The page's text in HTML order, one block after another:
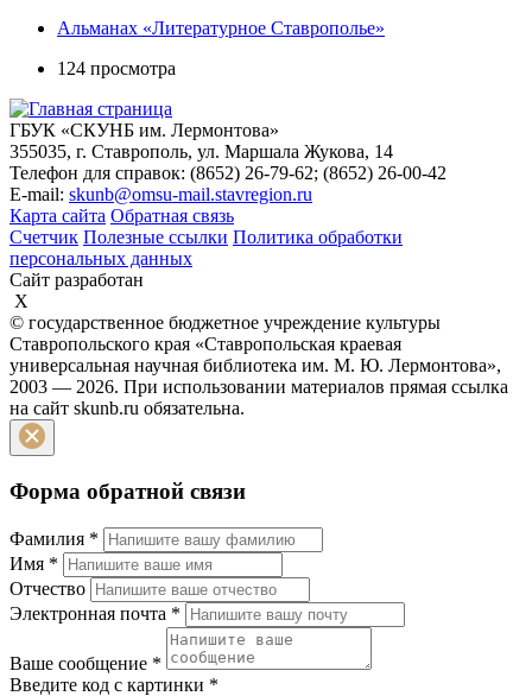
Альманах «Литературное Ставрополье»
124 просмотра
ГБУК «СКУНБ им. Лермонтова»
355035, г. Ставрополь, ул. Маршала Жукова, 14
Телефон для справок: (8652) 26-79-62; (8652) 26-00-42
E-mail: skunb@omsu-mail.stavregion.ru
Карта сайта Обратная связь
Счетчик Полезные ссылки Политика обработки
персональных данных
Сайт разработан
X
© государственное бюджетное учреждение культуры
Ставропольского края «Ставропольская краевая
универсальная научная библиотека им. М. Ю. Лермонтова»,
2003 — 2026. При использовании материалов прямая ссылка
на сайт skunb.ru обязательна.
Форма обратной связи
Фамилия *
Имя *
Отчество
Электронная почта *
Ваше сообщение *
Введите код с картинки *